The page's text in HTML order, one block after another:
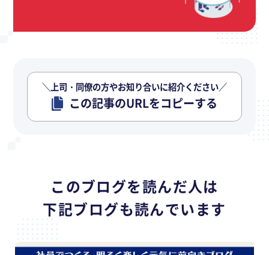
＼上司・同僚の方やお知り合いに紹介ください／
この記事のURLをコピーする
このブログを読んだ人は
下記ブログも読んでいます